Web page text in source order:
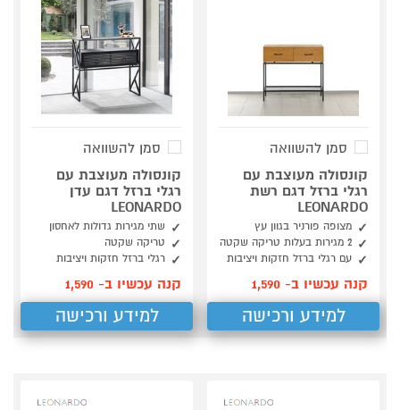
סמן להשוואה
קונסולה מעוצבת עם
רגלי ברזל דגם רשת
LEONARDO
מצופה פורניר בגוון עץ
2 מגירות בעלות טריקה שקטה
עם רגלי ברזל חזקות ויציבות
קנה עכשיו ב- 1,590
למידע ורכישה
סמן להשוואה
קונסולה מעוצבת עם
רגלי ברזל דגם עדן
LEONARDO
שתי מגירות גדולות לאחסון
טריקה שקטה
רגלי ברזל חזקות ויציבות
קנה עכשיו ב- 1,590
למידע ורכישה